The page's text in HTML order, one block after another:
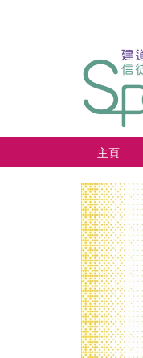
主頁